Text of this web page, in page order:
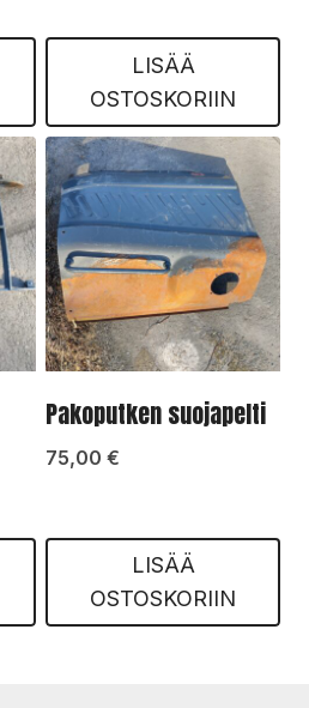
LISÄÄ
OSTOSKORIIN
Pakoputken suojapelti
75,00 €
LISÄÄ
OSTOSKORIIN